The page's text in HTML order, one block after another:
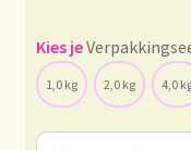
Declaración de
1,0 kg 2,0 kg 4,0